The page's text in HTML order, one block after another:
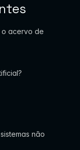
o acervo de
não